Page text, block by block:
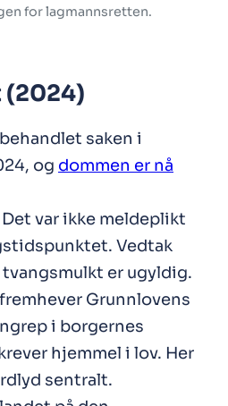
for lagmannsretten.
(2024)
saken i
og dommen er nå
Det var ikke meldeplikt
Vedtak
er ugyldig.
Grunnlovens
i borgernes
hjemmel i lov. Her
sentralt.